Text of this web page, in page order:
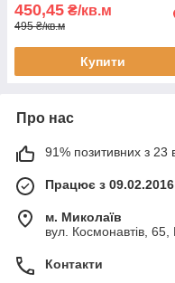
450,45 ₴/кв.м
495 ₴/кв.м
Купити
Про нас
91% позитивних з 23
Працює з 09.02.2016
м. Миколаїв
вул. Космонавтів, 65,
Контакти